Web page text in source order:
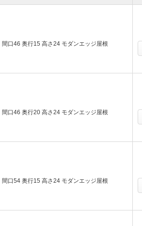
口46 奥行15 高さ24 モダンエッジ屋根
口46 奥行20 高さ24 モダンエッジ屋根
口54 奥行15 高さ24 モダンエッジ屋根